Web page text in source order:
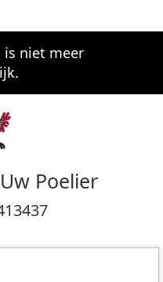
is niet meer
Poelier